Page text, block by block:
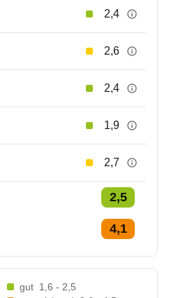
2,4
2,6
2,4
1,9
2,7
2,5
4,1
gut 1,6 - 2,5